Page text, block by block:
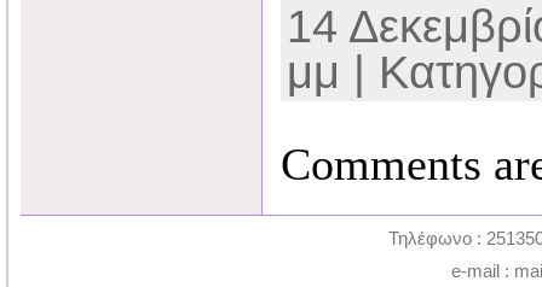
14
μμ |
Comments
Τηλέφωνο :
e-mail :